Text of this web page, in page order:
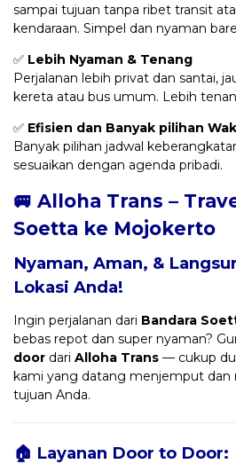
sampai tujuan tanpa ribet transit
kendaraan. Simpel dan nyaman
✅ Lebih Nyaman & Tenang
Perjalanan lebih privat dan santai,
kereta atau bus umum. Lebih
✅ Efisien dan Banyak pilihan
Banyak pilihan jadwal
sesuaikan dengan agenda pribadi.
🚐 Alloha Trans –
Soetta ke Mojokerto
Nyaman, Aman, &
Lokasi Anda!
Ingin perjalanan dari Bandara
bebas repot dan super nyaman?
door dari Alloha Trans — cukup
kami yang datang menjemput dan
tujuan Anda.
🏠 Layanan Door to Door: